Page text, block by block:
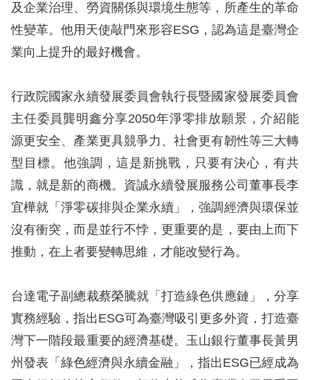
網
站
安
全
政
策
隱
權
保
護
政
及企業治理、勞資關係與環境生態等，所產生的革命
性變革。他用天使敲門來形容ESG，認為這是臺灣企
業向上提升的最好機會。
行政院國家永續發展委員會執行長暨國家發展委員會
主任委員龔明鑫分享2050年淨零排放願景，介紹能
源更安全、產業更具競爭力、社會更有韌性等三大轉
型目標。他強調，這是新挑戰，只要有決心，有共
識，就是新的商機。資誠永續發展服務公司董事長李
宜樺就「淨零碳排與企業永續」，強調經濟與環保並
沒有衝突，而是並行不悖，更重要的是，要由上而下
推動，在上者要變轉思維，才能改變行為。
台達電子副總裁蔡榮騰就「打造綠色供應鏈」，分享
實務經驗，指出ESG可為臺灣吸引更多外資，打造臺
灣下一階段最重要的經濟基礎。玉山銀行董事長黃男
州發表「綠色經濟與永續金融」，指出ESG已經成為